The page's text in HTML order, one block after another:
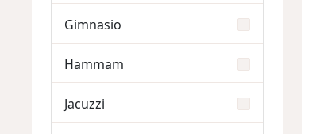
Gimnasio
Hammam
Jacuzzi